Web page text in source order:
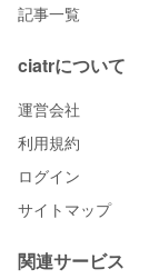
記事一覧
ciatrについて
運営会社
利用規約
ログイン
サイトマップ
関連サービス